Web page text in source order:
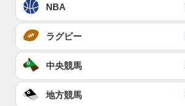
NBA
ラグビー
中央競馬
地方競馬